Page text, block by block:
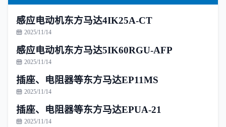
感应电动机东方马达4IK25A-CT
2025/11/14
感应电动机东方马达5IK60RGU-AFP
2025/11/14
插座、电阻器等东方马达EP11MS
2025/11/14
插座、电阻器等东方马达EPUA-21
2025/11/14